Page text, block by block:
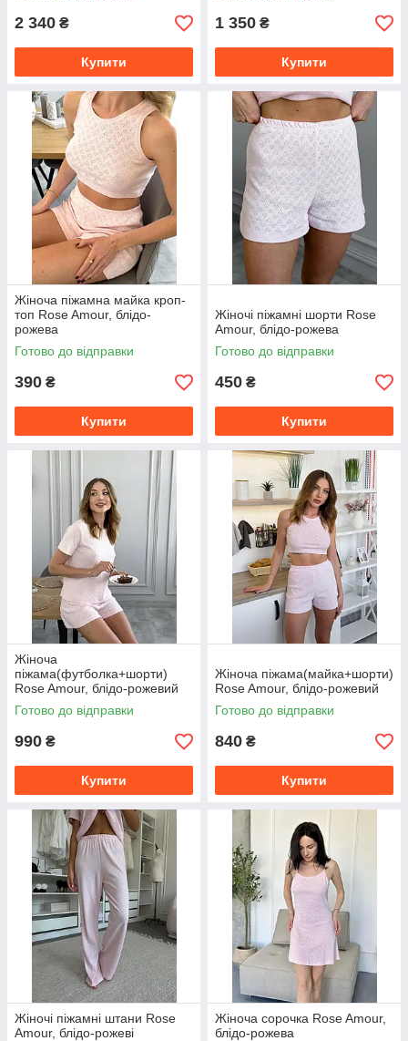
2 340 ₴
Купити
1 350 ₴
Купити
Жіноча піжамна майка кроп-
топ Rose Amour, блідо-
рожева
Готово до відправки
390 ₴
Купити
Жіночі піжамні шорти Rose
Amour, блідо-рожева
Готово до відправки
450 ₴
Купити
Жіноча
піжама(футболка+шорти)
Rose Amour, блідо-рожевий
Готово до відправки
990 ₴
Купити
Жіноча піжама(майка+шорти)
Rose Amour, блідо-рожевий
Готово до відправки
840 ₴
Купити
Жіночі піжамні штани Rose
Amour, блідо-рожеві
Жіноча сорочка Rose Amour,
блідо-рожева